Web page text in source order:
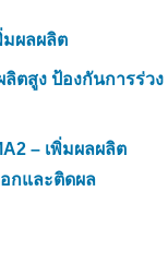
มผลผลิต
ตสูง ป้องกันการร่วง
– เพิ่มผลผลิต
กและติดผล